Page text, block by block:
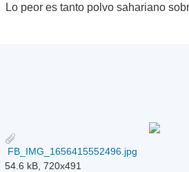
Lo peor es tanto polvo sahariano
FB_IMG_1656415552496.jpg
54.6 kB, 720x491